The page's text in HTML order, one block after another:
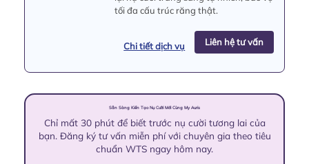
tối đa cấu trúc răng thật.
Chi tiết dịch vụ Liên hệ tư vấn
Sẵn Sàng Kiến Tạo Nụ Cười Mới Cùng My Auris
Chỉ mất 30 phút để biết trước nụ cười tương lai của
bạn. Đăng ký tư vấn miễn phí với chuyên gia theo tiêu
chuẩn WTS ngay hôm nay.